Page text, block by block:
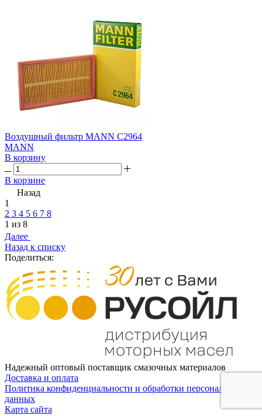
Воздушный фильтр MANN C2964
MANN
В корзину
В корзине
Назад
1
2 3 4 5 6 7 8
1 из 8
Далее
Назад к списку
Поделиться:
Надежный оптовый поставщик смазочных материалов
Доставка и оплата
Политика конфиденциальности и обработки персональных
данных
Карта сайта